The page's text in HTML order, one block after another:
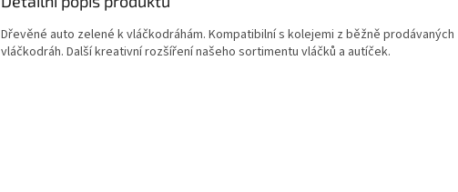
Dřevěné auto zelené k vláčkodráhám. Kompatibilní s kolejemi z běžně prodávaných
vláčkodráh. Další kreativní rozšíření našeho sortimentu vláčků a autíček.